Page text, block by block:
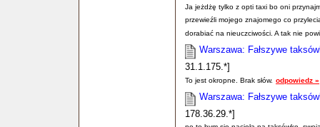
Ja jeżdżę tylko z opti taxi bo oni
przewieźli mojego znajomego co
dorabiać na nieuczciwości. A tak nie
Warszawa: Fałszywe
31.1.175.*]
To jest okropne. Brak słów. odpowiedz »
Warszawa: Fałszywe
178.36.29.*]